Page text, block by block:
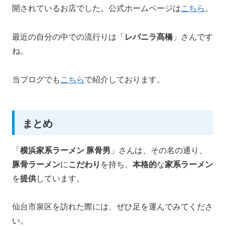
開されているお店でした。公式ホームページはこちら。
最近の自分の中での流行りは「レバニラ髙橋」さんです
ね。
当ブログでもこちらで紹介しております。
まとめ
「横浜家系ラーメン 豚骨男 」さんは、その名の通り、
豚骨ラーメンにこだわり を持ち、 本格的な家系ラーメン
を提供しています。
仙台市泉区を訪れた際には、ぜひ足を運んでみてくださ
い。